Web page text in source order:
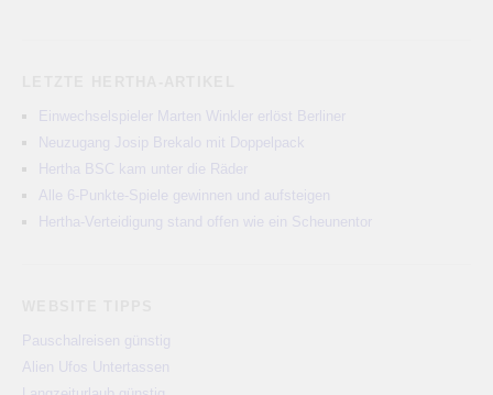
Einwechselspieler Marten Winkler erlöst Berliner
Neuzugang Josip Brekalo mit Doppelpack
Hertha BSC kam unter die Räder
Alle 6-Punkte-Spiele gewinnen und aufsteigen
Hertha-Verteidigung stand offen wie ein Scheunentor
Pauschalreisen günstig
Alien Ufos Untertassen